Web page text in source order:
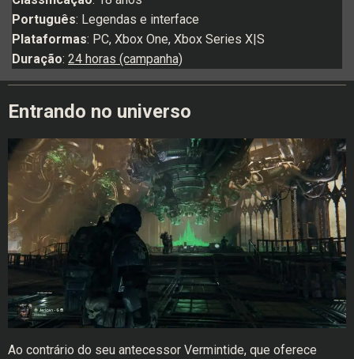
Português: Legendas e interface
Plataformas: PC, Xbox One, Xbox Series X|S
Duração: 24 horas (campanha)
Entrando no universo
Ao contrário do seu antecessor Vermintide, que oferece